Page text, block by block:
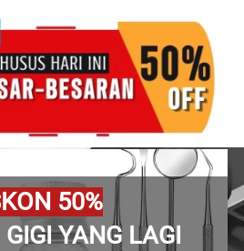
50%
YANG LAGI